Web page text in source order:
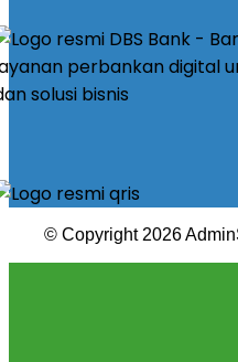
© Copyright 2026